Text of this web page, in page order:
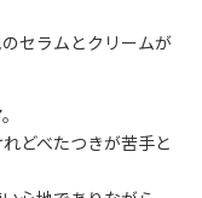
セラムとクリームが
どべたつきが苦手と